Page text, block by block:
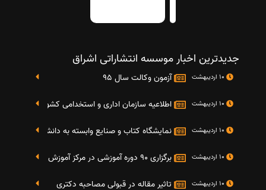
جدیدترین اخبار موسسه انتشاراتی اشراق
آزمون وکالت سال 95
اطلاعیه سازمان اداری و استخدامی کشور در خصوص
نمایشگاه کتاب و صنایع وابسته به دانشگاه صنعتی شریف 4 الی 8 مهر
برگزاری 90 دوره آموزشی در مرکز آموزش فرهنگی دانشگاه علامه
تاثیر مقاله در قبولی مصاحبه دکتری